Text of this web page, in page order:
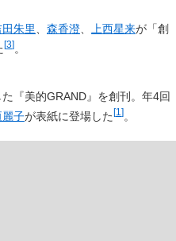
朱里 森香澄 上西星来が「創
[3]。
『美的GRAND』を創刊。年4回
麗子が表紙に登場した [1 ] 。